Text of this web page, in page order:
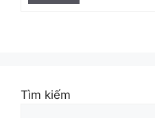
Tìm kiếm